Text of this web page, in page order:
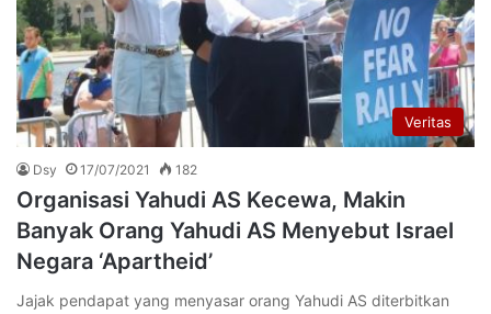
Veritas
Dsy 17/07/2021 182
Organisasi Yahudi AS Kecewa, Makin
Banyak Orang Yahudi AS Menyebut Israel
Negara ‘Apartheid’
Jajak pendapat yang menyasar orang Yahudi AS diterbitkan